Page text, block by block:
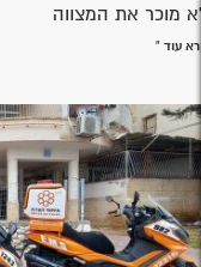
מוכר את המצווה
עוד »